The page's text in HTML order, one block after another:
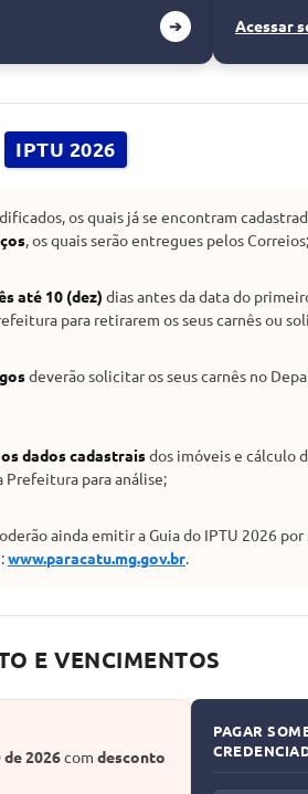
➔ Acessar
IPTU 2026
os quais já se encontram
, os quais serão entregues pelos Correios;
até 10 (dez) dias antes da data do
para retirarem os seus carnês ou
deverão solicitar os seus carnês no
dados cadastraisdos imóveis e cálculo
Prefeitura para análise;
ainda emitir a Guia do IPTU 2026
www.paracatu.mg.gov.br.
E VENCIMENTOS
de 2026com desconto
PAGAR